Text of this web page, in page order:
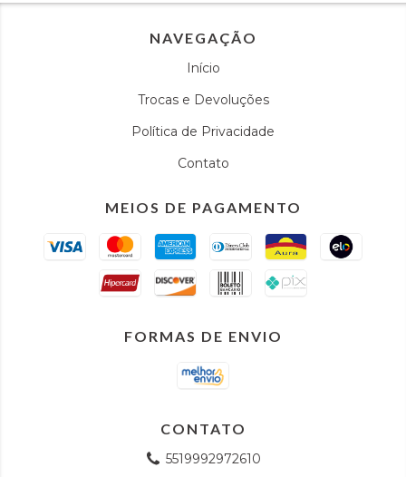
NAVEGAÇÃO
Início
Trocas e Devoluções
Política de Privacidade
Contato
MEIOS DE PAGAMENTO
FORMAS DE ENVIO
CONTATO
5519992972610